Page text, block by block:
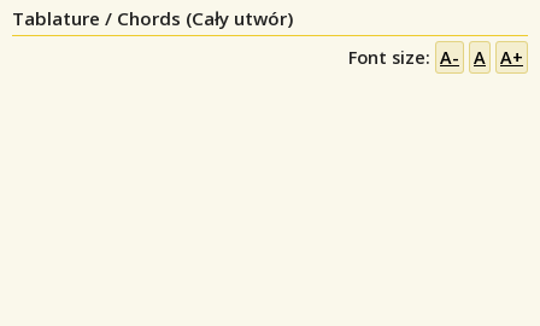
Tablature / Chords (Cały utwór)
Font size: A- A A+